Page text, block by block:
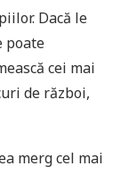
Dacă le
poate
cei mai
de război,
merg cel mai